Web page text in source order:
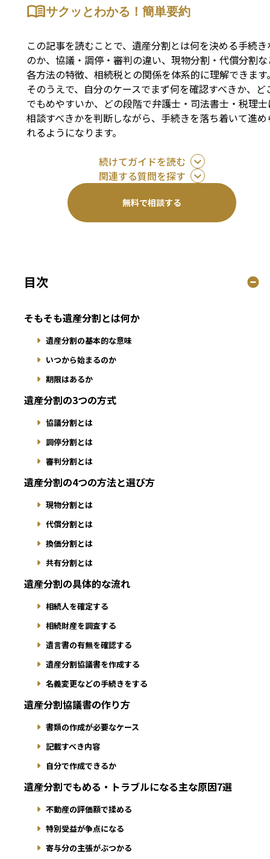
サクッとわかる！簡単要約
この記事を読むことで、遺産分割とは何を決める手続き
のか、協議・調停・審判の違い、現物分割・代償分割
各方法の特徴、相続税との関係を体系的に理解できます
そのうえで、自分のケースでまず何を確認すべきか、ど
でもめやすいか、どの段階で弁護士・司法書士・税理
相談すべきかを判断しながら、手続きを落ち着いて進め
れるようになります。
続けてガイドを読む
関連する質問を探す
無料で相談する
目次
そもそも遺産分割とは何か
遺産分割の基本的な意味
いつから始まるのか
期限はあるか
遺産分割の3つの方式
協議分割とは
調停分割とは
審判分割とは
遺産分割の4つの方法と選び方
現物分割とは
代償分割とは
換価分割とは
共有分割とは
遺産分割の具体的な流れ
相続人を確定する
相続財産を調査する
遺言書の有無を確認する
遺産分割協議書を作成する
名義変更などの手続きをする
遺産分割協議書の作り方
書類の作成が必要なケース
記載すべき内容
自分で作成できるか
遺産分割でもめる・トラブルになる主な原因7選
不動産の評価額で揉める
特別受益が争点になる
寄与分の主張がぶつかる